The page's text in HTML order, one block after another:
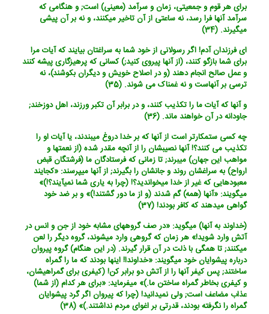
برای هر قوم و جمعیتی، زمان و سرآمد (معینی) است; و هنگامی که
سرآمد آنها فرا رسد، نه ساعتی از آن تاخیر می‏کنند، و نه بر آن پیشی
می‏گیرند. (34)
ای فرزندان آدم! اگر رسولانی از خود شما به سراغتان بیایند که آیات مرا
برای شما بازگو کنند، (از آنها پیروی کنید;) کسانی که پرهیزگاری پیشه کنند
و عمل صالح انجام دهند (و در اصلاح خویش و دیگران بکوشند)، نه
ترسی بر آنهاست و نه غمناک می شوند. (35)
و آنها که آیات ما را تکذیب کنند، و در برابر آن تکبر ورزند، اهل دوزخند;
جاودانه در آن خواهند ماند. (36)
چه کسی ستمکارتر است از آنها که بر خدا دروغ می‏بندند، یا آیات او را
تکذیب می کنند؟! آنها نصیبشان را از آنچه مقدر شده (از نعمتها و
مواهب این جهان) می‏برند; تا زمانی که فرستادگان ما (فرشتگان قبض
ارواح) به سراغشان روند و جانشان را بگیرند; از آنها می‏پرسند: «کجایند
معبودهایی که غیر از خدا می‏خواندید؟! (چرا به یاری شما نمی‏آیند؟!)»
می‏گویند: «آنها (همه) گم شدند (و از ما دور گشتند!)» و بر ضد خود
گواهی می‏دهند که کافر بودند! (37)
(خداوند به آنها) می‏گوید: «در صف گروه‏های مشابه خود از جن و انس در
آتش وارد شوید!» هر زمان که گروهی وارد می‏شوند، گروه دیگر را لعن
می‏کنند; تا همگی با ذلت در آن قرار گیرند. (در این هنگام) گروه پیروان
درباره پیشوایان خود می‏گویند: «خداوندا! اینها بودند که ما را گمراه
ساختند; پس کیفر آنها را از آتش دو برابر کن! (کیفری برای گمراهیشان،
و کیفری بخاطر گمراه ساختن ما.)» می‏فرماید: «برای هر کدام (از شما)
عذاب مضاعف است; ولی نمی‏دانید! (چرا که پیروان اگر گرد پیشوایان
گمراه را نگرفته بودند، قدرتی بر اغوای مردم نداشتند.)» (38)